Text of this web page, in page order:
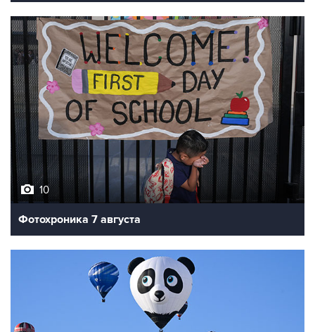
10
Фотохроника 7 августа